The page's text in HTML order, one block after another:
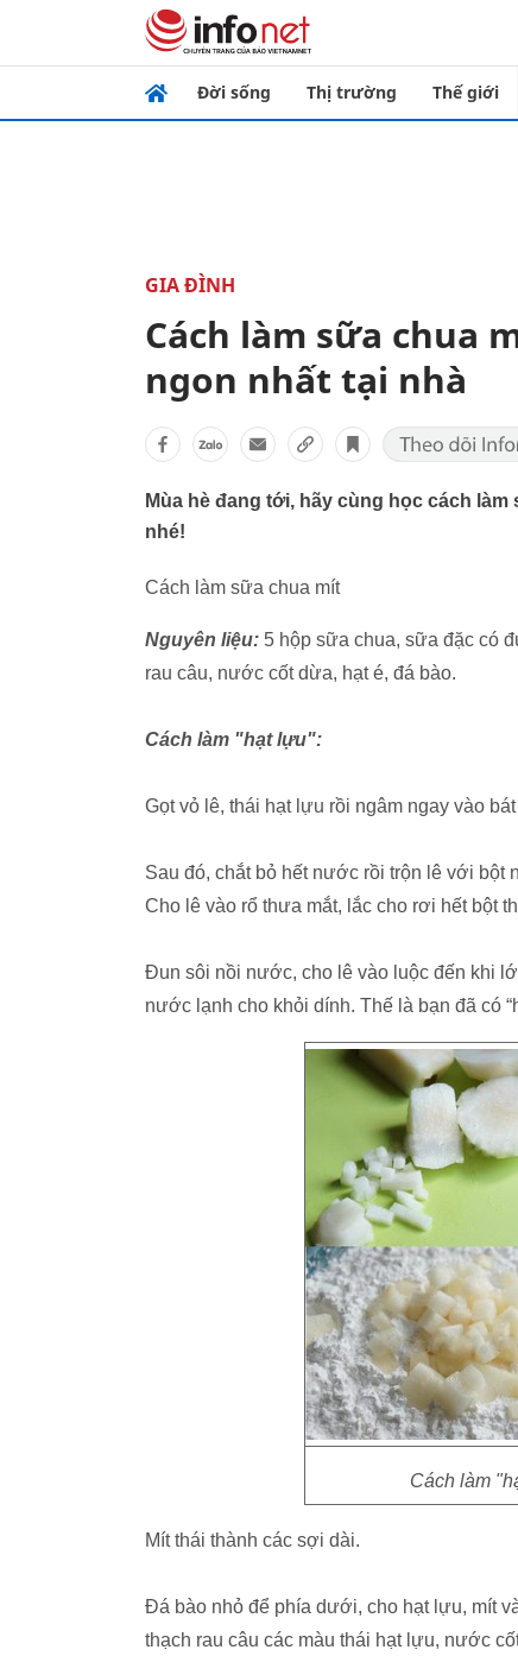
Đời sống Thị trường Thế giới
GIA ĐÌNH
Cách làm sữa chua
ngon nhất tại nhà
Mùa hè đang tới, hãy cùng học cách
nhé!
Cách làm sữa chua mít
Nguyên liệu: 5 hộp sữa chua, sữa đặc có
rau câu, nước cốt dừa, hạt é, đá bào.
Cách làm "hạt lựu":
Gọt vỏ lê, thái hạt lựu rồi ngâm ngay vào
Sau đó, chắt bỏ hết nước rồi trộn lê với bột
Cho lê vào rổ thưa mắt, lắc cho rơi hết bột
Đun sôi nồi nước, cho lê vào luộc đến khi
nước lạnh cho khỏi dính. Thế là bạn đã có
Cách làm
Mít thái thành các sợi dài.
Đá bào nhỏ để phía dưới, cho hạt lựu, mít
thạch rau câu các màu thái hạt lựu, nước